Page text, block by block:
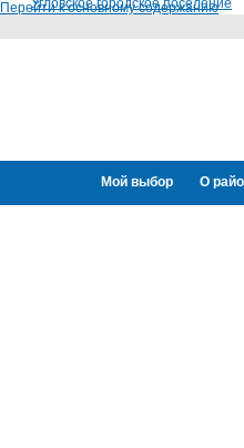
Перейти к основному содержанию
Угловское городское поселение
Мой выбор О